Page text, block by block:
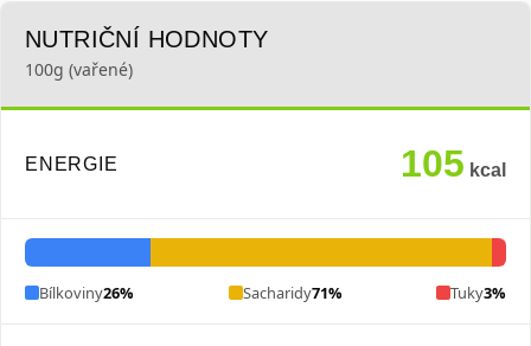
NUTRIČNÍ HODNOTY
100g (vařené)
ENERGIE 105 kcal
Bílkoviny26% Sacharidy71% Tuky3%